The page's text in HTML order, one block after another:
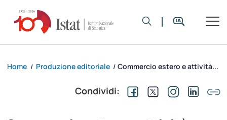
Home / Produzione editoriale / Commercio estero e attività...
Condividi: